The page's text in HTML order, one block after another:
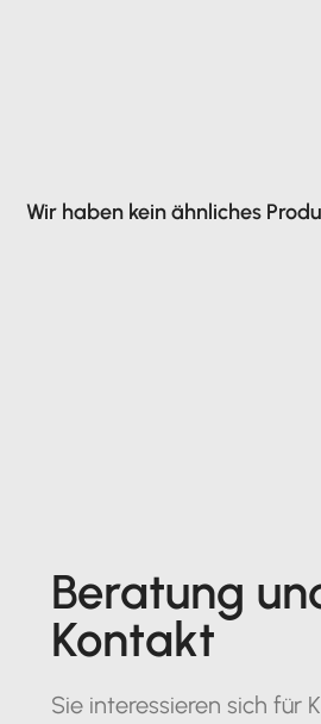
Wir haben kein ähnliches
Beratung
Kontakt
Sie interessieren sich für